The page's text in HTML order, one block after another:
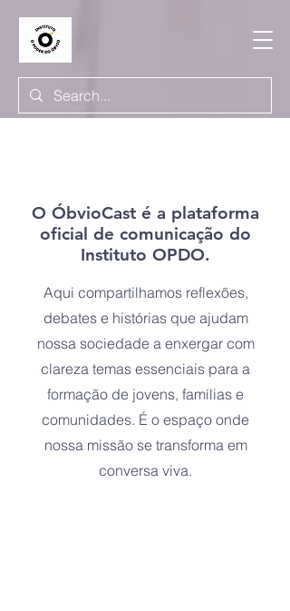
O ÓbvioCast é a plataforma
oficial de comunicação do
Instituto OPDO.
Aqui compartilhamos reflexões,
debates e histórias que ajudam
nossa sociedade a enxergar com
clareza temas essenciais para a
formação de jovens, famílias e
comunidades. É o espaço onde
nossa missão se transforma em
conversa viva.